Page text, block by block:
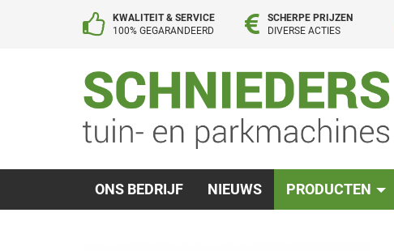
KWALITEIT & SERVICE
100% GEGARANDEERD
SCHERPE PRIJZEN
DIVERSE ACTIES
ONS BEDRIJF NIEUWS PRODUCTEN